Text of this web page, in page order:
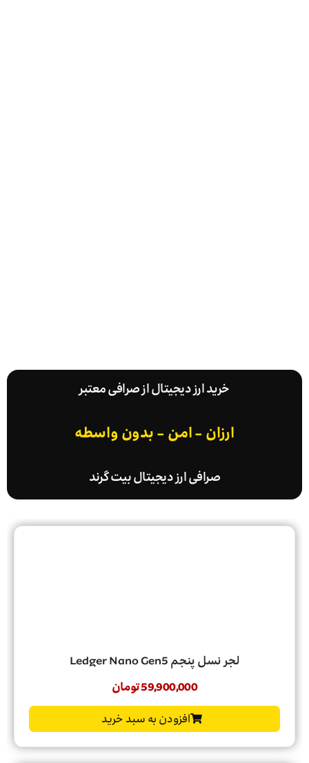
خرید ارز دیجیتال از صرافی معتبر
ارزان - امن - بدون واسطه
صرافی ارز دیجیتال بیت گرند
لجر نسل پنجم Ledger Nano Gen5
59,900,000تومان
افزودن به سبد خرید